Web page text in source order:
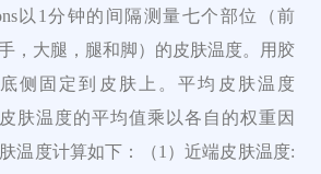
以1分钟的间隔测量七个部位（前
，大腿，腿和脚）的皮肤温度。用胶
底侧固定到皮肤上。平均皮肤温度
肤温度的平均值乘以各自的权重因
温度计算如下：（1）近端皮肤温度: